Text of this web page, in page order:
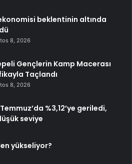
beklentinin altında
8, 2026
Gençlerin Kamp Macerası
Taçlandı
8, 2026
%3,12’ye geriledi,
seviye
yükseliyor?